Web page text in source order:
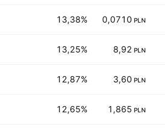
13,38% 0,0710 PLN
13,25% 8,92 PLN
12,87% 3,60 PLN
12,65% 1,865 PLN